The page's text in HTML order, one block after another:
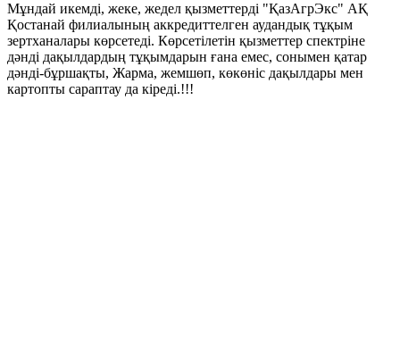
Мұндай икемді, жеке, жедел қызметтерді "ҚазАгрЭкс" АҚ
Қостанай филиалының аккредиттелген аудандық тұқым
зертханалары көрсетеді. Көрсетілетін қызметтер спектріне
дәнді дақылдардың тұқымдарын ғана емес, сонымен қатар
дәнді-бұршақты, Жарма, жемшөп, көкөніс дақылдары мен
картопты сараптау да кіреді.!!!